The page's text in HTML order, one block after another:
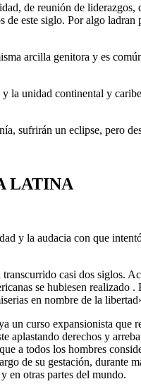
de reunión de
este siglo. Por algo
arcilla genitora y es
la unidad continental y
sufrirán un eclipse, pero
LATINA
y la audacia con que
casi dos siglos.
se hubiesen
en nombre de la
un curso expansionista
aplastando derechos y
a todos los hombres
de su gestación, durante
en otras partes del mundo.